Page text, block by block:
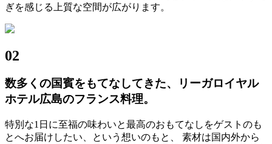
ぎを感じる上質な空間が広がります。
02
数多くの国賓をもてなしてきた、リーガロイヤル
ホテル広島のフランス料理。
特別な1日に至福の味わいと最高のおもてなしをゲストのも
とへお届けしたい、という想いのもと、 素材は国内外から